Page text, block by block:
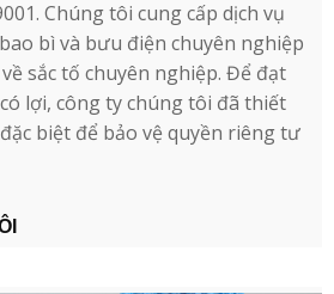
Chúng tôi cung cấp dịch vụ
bì và bưu điện chuyên nghiệp
sắc tố chuyên nghiệp. Để đạt
lợi, công ty chúng tôi đã thiết
biệt để bảo vệ quyền riêng tư